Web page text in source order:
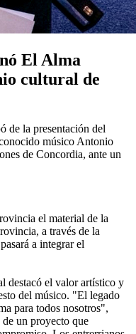
El Alma
cultural de
de la presentación del
músico Antonio
de Concordia, ante un
el material de la
a través de la
a integrar el
destacó el valor artístico y
del músico. "El legado
para todos nosotros",
un proyecto que